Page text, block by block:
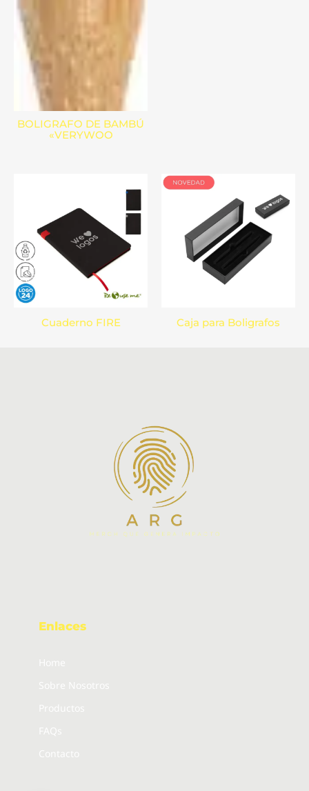
BOLIGRAFO DE BAMBÚ
«VERYWOO
Cuaderno FIRE Caja para Boligrafos
Enlaces
Home
Sobre Nosotros
Productos
FAQs
Contacto